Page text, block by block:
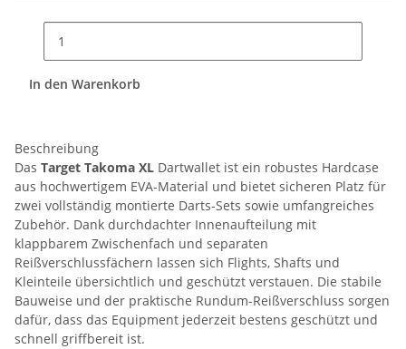
In den Warenkorb
Beschreibung
Das Target Takoma XL Dartwallet ist ein robustes Hardcase
aus hochwertigem EVA-Material und bietet sicheren Platz für
zwei vollständig montierte Darts-Sets sowie umfangreiches
Zubehör. Dank durchdachter Innenaufteilung mit
klappbarem Zwischenfach und separaten
Reißverschlussfächern lassen sich Flights, Shafts und
Kleinteile übersichtlich und geschützt verstauen. Die stabile
Bauweise und der praktische Rundum-Reißverschluss sorgen
dafür, dass das Equipment jederzeit bestens geschützt und
schnell griffbereit ist.